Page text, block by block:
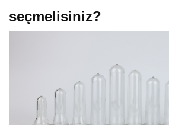
seçmelisiniz?